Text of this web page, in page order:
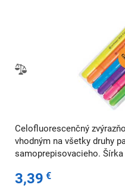
Celofluorescenčný
vhodným na všetky druhy
samoprepisovacieho.
3,39 €